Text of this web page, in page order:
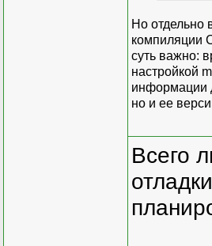
Но отдельно
компиляции
суть важно:
настройкой
информации
но и ее
Всего